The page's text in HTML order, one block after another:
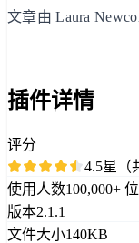
文章由 Laura
插件详情
评分
4.5星（
使用人数100,000+
版本2.1.1
文件大小140KB